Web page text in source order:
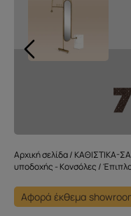
Αρχική σελίδα/ ΚΑΘΙΣΤΙΚΑ-
υποδοχής - Κονσόλες /
Αφορά έκθεμα